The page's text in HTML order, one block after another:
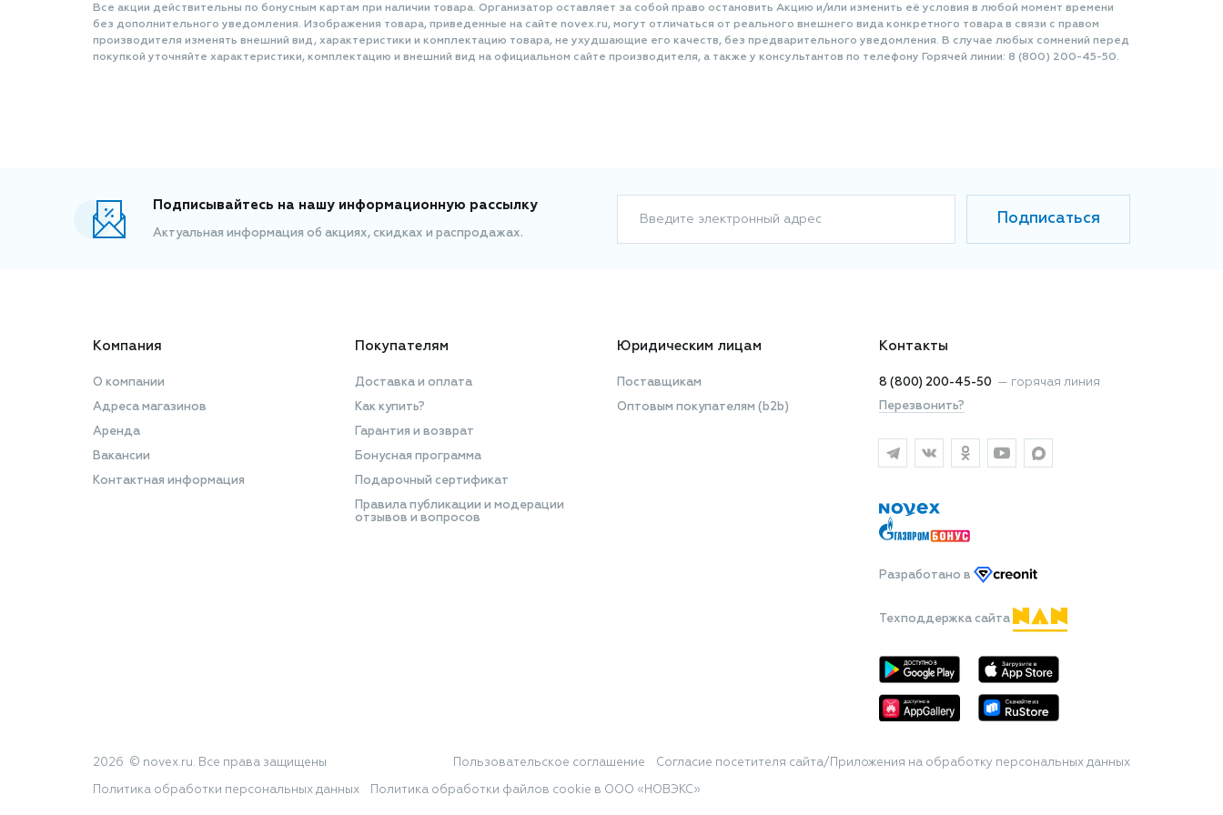
Все акции действительны по бонусным картам при наличии товара. Организатор оставляет за собой право остановить Акцию и/или изменить её условия в любой момент времени
без дополнительного уведомления. Изображения товара, приведенные на сайте novex.ru, могут отличаться от реального внешнего вида конкретного товара в связи с правом
производителя изменять внешний вид, характеристики и комплектацию товара, не ухудшающие его качеств, без предварительного уведомления. В случае любых сомнений перед
покупкой уточняйте характеристики, комплектацию и внешний вид на официальном сайте производителя, а также у консультантов по телефону Горячей линии: 8 (800) 200-45-50.
Подписывайтесь на нашу информационную рассылку
Актуальная информация об акциях, скидках и распродажах.
Введите электронный адрес Подписаться
Компания
О компании
Адреса магазинов
Аренда
Вакансии
Контактная информация
Покупателям
Доставка и оплата
Как купить?
Гарантия и возврат
Бонусная программа
Подарочный сертификат
Правила публикации и модерации
отзывов и вопросов
Юридическим лицам
Поставщикам
Оптовым покупателям (b2b)
Контакты
8 (800) 200-45-50 — горячая линия
Перезвонить?
Разработано в
Техподдержка сайта
2026 © novex.ru. Все права защищены Пользовательское соглашение Согласие посетителя сайта/Приложения на обработку персональных данных
Политика обработки персональных данных Политика обработки файлов cookie в ООО «НОВЭКС»